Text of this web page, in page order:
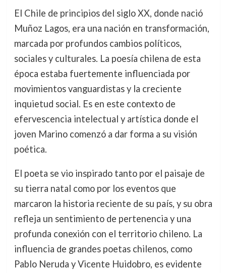
El Chile de principios del siglo XX, donde nació
Muñoz Lagos, era una nación en transformación,
marcada por profundos cambios políticos,
sociales y culturales. La poesía chilena de esta
época estaba fuertemente influenciada por
movimientos vanguardistas y la creciente
inquietud social. Es en este contexto de
efervescencia intelectual y artística donde el
joven Marino comenzó a dar forma a su visión
poética.
El poeta se vio inspirado tanto por el paisaje de
su tierra natal como por los eventos que
marcaron la historia reciente de su país, y su obra
refleja un sentimiento de pertenencia y una
profunda conexión con el territorio chileno. La
influencia de grandes poetas chilenos, como
Pablo Neruda y Vicente Huidobro, es evidente